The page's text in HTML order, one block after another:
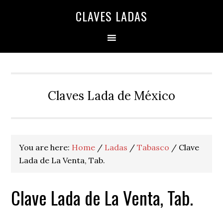
CLAVES LADAS
Claves Lada de México
You are here: Home / Ladas / Tabasco / Clave
Lada de La Venta, Tab.
Clave Lada de La Venta, Tab.